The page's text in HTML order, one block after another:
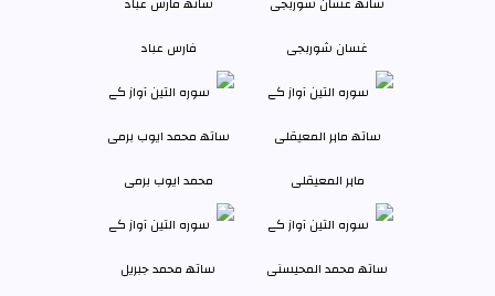
غسان شوربجی فارس عباد
ماہر المعیقلی محمد ایوب برمی